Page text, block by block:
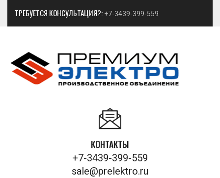
ТРЕБУЕТСЯ КОНСУЛЬТАЦИЯ?: +7-3439-399-559
КОНТАКТЫ
+7-3439-399-559
sale@prelektro.ru